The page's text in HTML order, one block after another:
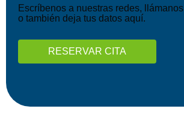
Escríbenos a nuestras redes, llámanos
o también deja tus datos aquí.
RESERVAR CITA